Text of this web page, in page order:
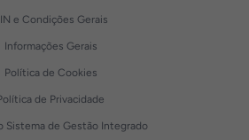
e Condições Gerais
Informações Gerais
Política de Cookies
de Privacidade
Sistema de Gestão Integrado